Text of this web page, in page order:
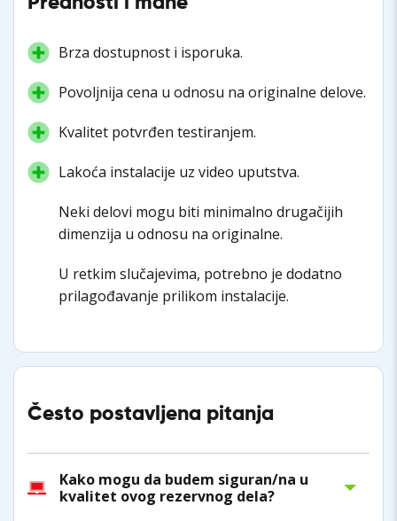
Brza dostupnost i isporuka.
Povoljnija cena u odnosu na originalne delove.
Kvalitet potvrđen testiranjem.
Lakoća instalacije uz video uputstva.
Neki delovi mogu biti minimalno drugačijih
dimenzija u odnosu na originalne.
U retkim slučajevima, potrebno je dodatno
prilagođavanje prilikom instalacije.
Često postavljena pitanja
Kako mogu da budem siguran/na u
kvalitet ovog rezervnog dela?